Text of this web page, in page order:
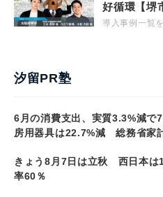
好循環【堺
導入事例一覧
汐留PR塾
6月の消費支出、実質3.3%減
房用器具は22.7%減 総務省家
きょう8月7日は立秋 西日本は
率60％